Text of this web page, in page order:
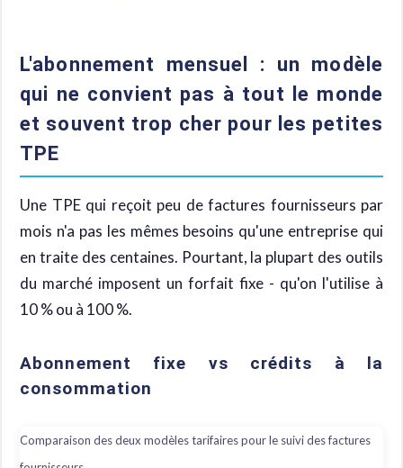
L'abonnement mensuel : un modèle
qui ne convient pas à tout le monde
et souvent trop cher pour les petites
TPE
Une TPE qui reçoit peu de factures fournisseurs par
mois n'a pas les mêmes besoins qu'une entreprise qui
en traite des centaines. Pourtant, la plupart des outils
du marché imposent un forfait fixe - qu'on l'utilise à
10 % ou à 100 %.
Abonnement fixe vs crédits à la
consommation
Comparaison des deux modèles tarifaires pour le suivi des factures